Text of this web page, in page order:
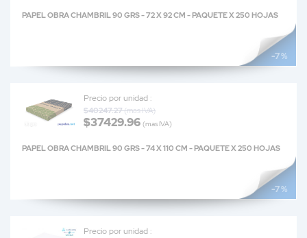
-7 %
PAPEL OBRA CHAMBRIL 90 GRS - 72 X 92 CM - PAQUETE X 250 HOJAS
-7 %
Precio por unidad :
$40247.27(mas IVA)
$37429.96 (mas IVA)
PAPEL OBRA CHAMBRIL 90 GRS - 74 X 110 CM - PAQUETE X 250 HOJAS
Precio por unidad :